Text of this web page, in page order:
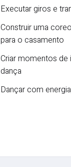
Executar giros e
Construir uma
para o casamento
Criar momentos
dança
Dançar com